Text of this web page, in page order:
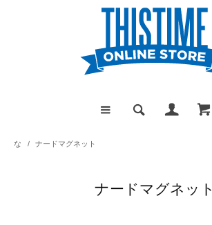
な / ナードマグネット
ナードマグネット